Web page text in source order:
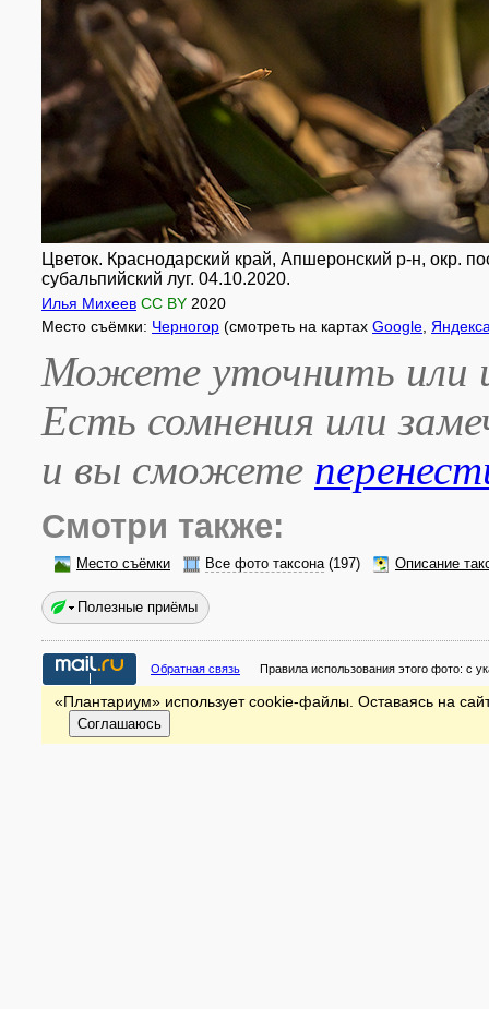
Цветок. Краснодарский край, Апшеронский р-н, окр.
субальпийский луг. 04.10.2020.
Илья Михеев CC BY 2020
Место съёмки: Черногор (смотреть на картах Google
Можете уточнить или
Есть сомнения или
и вы сможете
Смотри также:
Место съёмки Все фото таксона(197) Описание
Полезные приёмы
Обратная связь Правила использования этого фото: с
«Плантариум» использует cookie-файлы. Оставаясь на
Соглашаюсь